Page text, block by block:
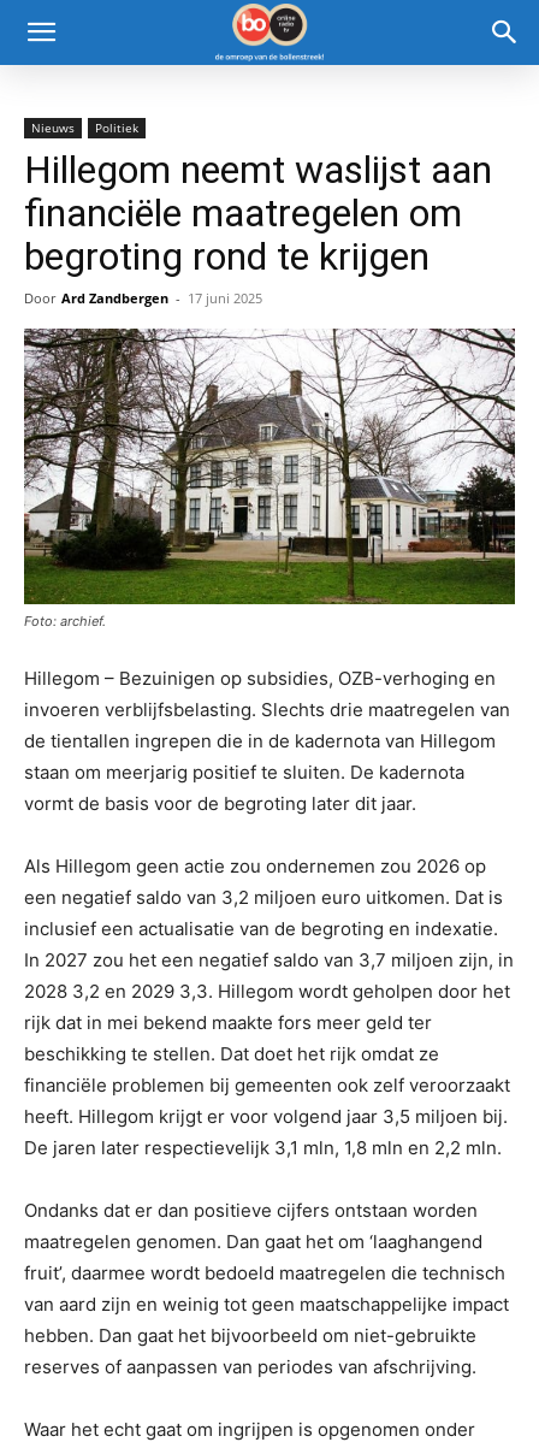
Nieuws Politiek
Hillegom neemt waslijst aan
financiële maatregelen om
begroting rond te krijgen
Door Ard Zandbergen - 17 juni 2025
Foto: archief.
Hillegom – Bezuinigen op subsidies, OZB-verhoging en
invoeren verblijfsbelasting. Slechts drie maatregelen van
de tientallen ingrepen die in de kadernota van Hillegom
staan om meerjarig positief te sluiten. De kadernota
vormt de basis voor de begroting later dit jaar.
Als Hillegom geen actie zou ondernemen zou 2026 op
een negatief saldo van 3,2 miljoen euro uitkomen. Dat is
inclusief een actualisatie van de begroting en indexatie.
In 2027 zou het een negatief saldo van 3,7 miljoen zijn, in
2028 3,2 en 2029 3,3. Hillegom wordt geholpen door het
rijk dat in mei bekend maakte fors meer geld ter
beschikking te stellen. Dat doet het rijk omdat ze
financiële problemen bij gemeenten ook zelf veroorzaakt
heeft. Hillegom krijgt er voor volgend jaar 3,5 miljoen bij.
De jaren later respectievelijk 3,1 mln, 1,8 mln en 2,2 mln.
Ondanks dat er dan positieve cijfers ontstaan worden
maatregelen genomen. Dan gaat het om ‘laaghangend
fruit’, daarmee wordt bedoeld maatregelen die technisch
van aard zijn en weinig tot geen maatschappelijke impact
hebben. Dan gaat het bijvoorbeeld om niet-gebruikte
reserves of aanpassen van periodes van afschrijving.
Waar het echt gaat om ingrijpen is opgenomen onder